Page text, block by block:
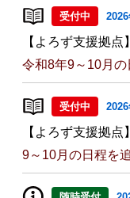
受付中
【よろず支援拠
令和8年9～10月の
受付中
【よろず支援拠
9～10月の日程を